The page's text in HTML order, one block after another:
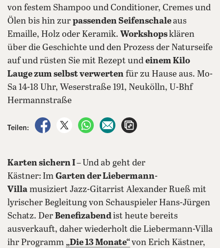
von festem Shampoo und Conditioner, Cremes und
Ölen bis hin zur passenden Seifenschaleaus
Emaille, Holz oder Keramik. Workshopsklären
über die Geschichte und den Prozess der Naturseife
auf und rüsten Sie mit Rezept und einem Kilo
Lauge zum selbst verwerten für zu Hause aus. Mo-
Sa 14-18 Uhr, Weserstraße 191, Neukölln, U-Bhf
Hermannstraße
Teilen:
auf Facebook teilen
auf X teilenper WhatsApp teilen
per E-Mail teilen
Karten sichern I – Und ab geht der
Kästner: Im Garten der Liebermann-
Villa musiziert Jazz-Gitarrist Alexander Rueß mit
lyrischer Begleitung von Schauspieler Hans-Jürgen
Schatz. Der Benefizabendist heute bereits
ausverkauft, daher wiederholt die Liebermann-Villa
ihr Programm „Die 13 Monate“von Erich Kästner,